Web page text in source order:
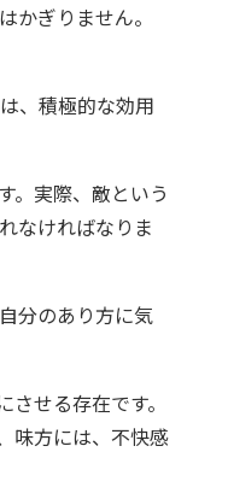
かぎりません。
、積極的な効用
。実際、敵という
なければなりま
分のあり方に気
せる存在です。
味方には、不快感